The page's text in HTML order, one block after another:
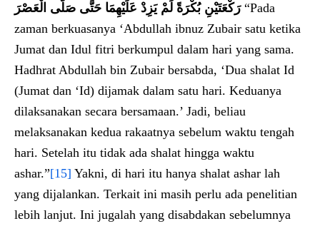
رَكْعَتَيْنِ بُكْرَةً لَمْ يَزِدْ عَلَيْهِمَا حَتَّى صَلَّى الْعَصْرَ“Pada
zaman berkuasanya ‘Abdullah ibnuz Zubair satu ketika
Jumat dan Idul fitri berkumpul dalam hari yang sama.
Hadhrat Abdullah bin Zubair bersabda, ‘Dua shalat Id
(Jumat dan ‘Id) dijamak dalam satu hari. Keduanya
dilaksanakan secara bersamaan.’ Jadi, beliau
melaksanakan kedua rakaatnya sebelum waktu tengah
hari. Setelah itu tidak ada shalat hingga waktu
ashar.”[15] Yakni, di hari itu hanya shalat ashar lah
yang dijalankan. Terkait ini masih perlu ada penelitian
lebih lanjut. Ini jugalah yang disabdakan sebelumnya